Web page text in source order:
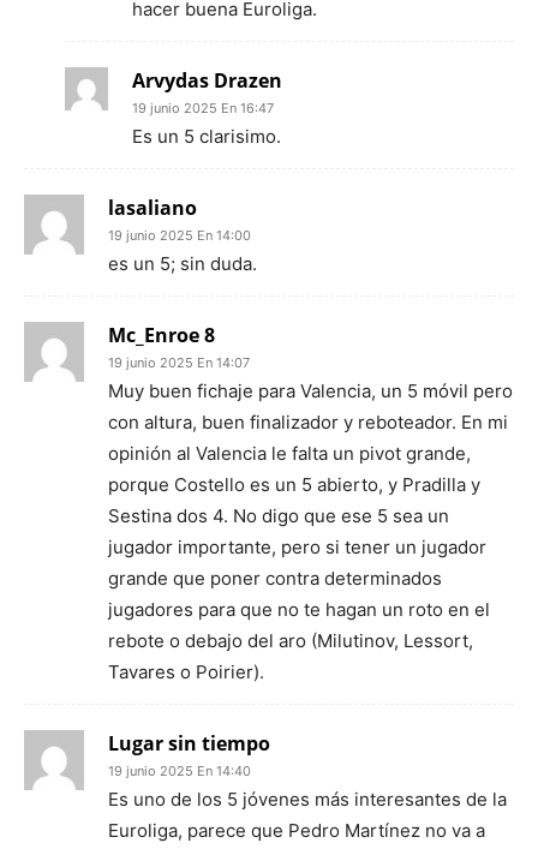
hacer buena Euroliga.
Arvydas Drazen
19 junio 2025 En 16:47
Es un 5 clarisimo.
lasaliano
19 junio 2025 En 14:00
es un 5; sin duda.
Mc_Enroe 8
19 junio 2025 En 14:07
Muy buen fichaje para Valencia, un 5 móvil pero
con altura, buen finalizador y reboteador. En mi
opinión al Valencia le falta un pivot grande,
porque Costello es un 5 abierto, y Pradilla y
Sestina dos 4. No digo que ese 5 sea un
jugador importante, pero si tener un jugador
grande que poner contra determinados
jugadores para que no te hagan un roto en el
rebote o debajo del aro (Milutinov, Lessort,
Tavares o Poirier).
Lugar sin tiempo
19 junio 2025 En 14:40
Es uno de los 5 jóvenes más interesantes de la
Euroliga, parece que Pedro Martínez no va a